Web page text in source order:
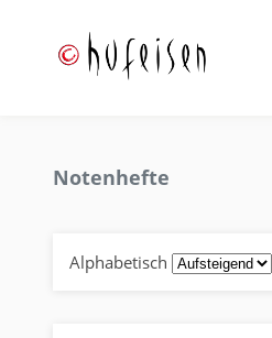
Notenhefte
Alphabetisch